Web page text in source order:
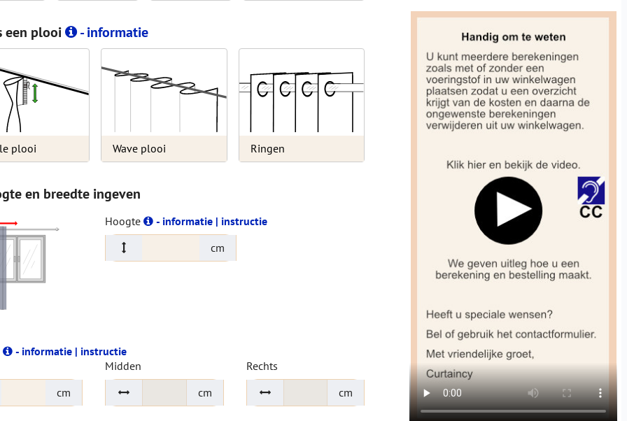
een plooi - informatie
plooi Wave plooi Ringen
en breedte ingeven
Hoogte
- informatie | instructie
cm
- informatie | instructie
cm
Midden
cm
Rechts
cm